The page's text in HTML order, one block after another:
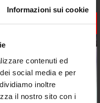
×
Informazioni sui cookie
contenuti ed
social media e per
inoltre
il nostro sito con i
€ 48,56
€ 40,96